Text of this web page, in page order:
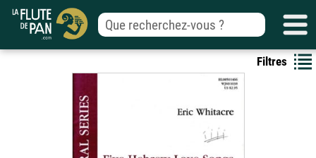
Filtres